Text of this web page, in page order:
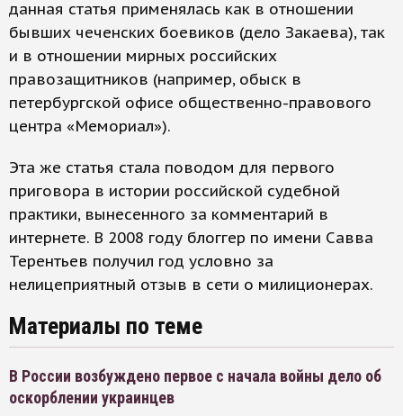
данная статья применялась как в отношении
бывших чеченских боевиков (дело Закаева), так
и в отношении мирных российских
правозащитников (например, обыск в
петербургской офисе общественно-правового
центра «Мемориал»).
Эта же статья стала поводом для первого
приговора в истории российской судебной
практики, вынесенного за комментарий в
интернете. В 2008 году блоггер по имени Савва
Терентьев получил год условно за
нелицеприятный отзыв в сети о милиционерах.
Материалы по теме
В России возбуждено первое с начала войны дело об
оскорблении украинцев